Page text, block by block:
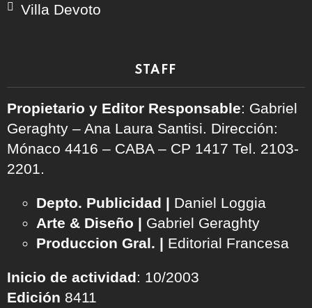
Villa Devoto
STAFF
Propietario y Editor Responsable: Gabriel
Geraghty – Ana Laura Santisi. Dirección:
Mónaco 4416 – CABA – CP 1417 Tel. 2103-
2201.
Depto. Publicidad | Daniel Loggia
Arte & Diseño | Gabriel Geraghty
Produccion Gral. | Editorial Francesa
Inicio de actividad: 10/2003
Edición 8411